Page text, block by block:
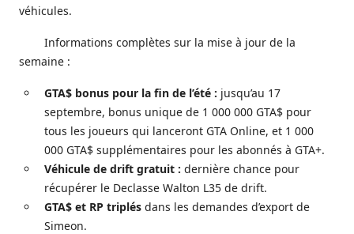
véhicules.
Informations complètes sur la mise à jour de la
semaine :
GTA$ bonus pour la fin de l’été : jusqu’au 17
septembre, bonus unique de 1 000 000 GTA$ pour
tous les joueurs qui lanceront GTA Online, et 1 000
000 GTA$ supplémentaires pour les abonnés à GTA+.
Véhicule de drift gratuit : dernière chance pour
récupérer le Declasse Walton L35 de drift.
GTA$ et RP triplés dans les demandes d’export de
Simeon.